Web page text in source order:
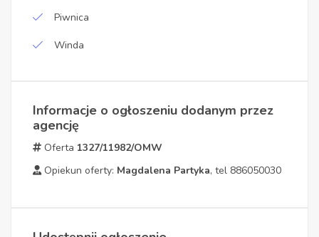
Piwnica
Winda
Informacje o ogłoszeniu dodanym przez
agencję
Oferta 1327/11982/OMW
Opiekun oferty: Magdalena Partyka, tel 886050030